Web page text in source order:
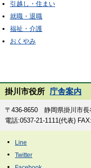
引越し・住まい
就職・退職
福祉・介護
おくやみ
掛川市役所 庁舎案内
〒436-8650 静岡県掛川市長
電話:0537-21-1111(代表)